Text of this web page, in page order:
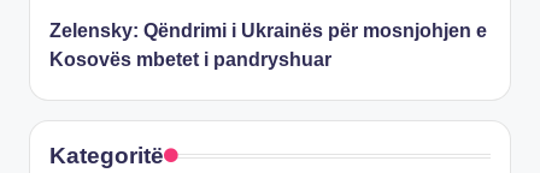
Zelensky: Qëndrimi i Ukrainës për mosnjohjen e
Kosovës mbetet i pandryshuar
Kategoritë